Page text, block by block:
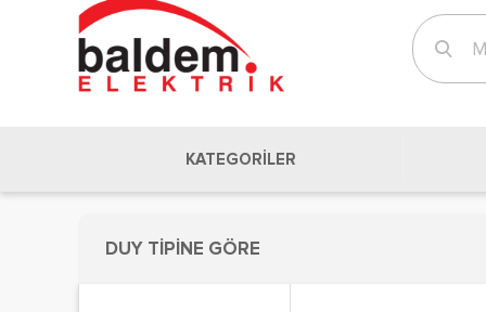
KATEGORİLER
DUY TİPİNE GÖRE